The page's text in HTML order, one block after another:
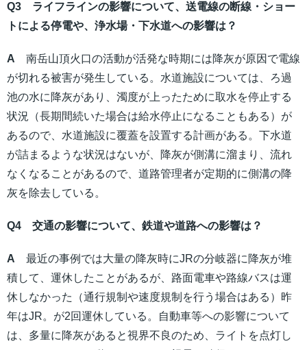
Q3 ライフラインの影響について、送電線の断線・ショー
トによる停電や、浄水場・下水道への影響は？
A 南岳山頂火口の活動が活発な時期には降灰が原因で電線
が切れる被害が発生している。水道施設については、ろ過
池の水に降灰があり、濁度が上ったために取水を停止する
状況（長期間続いた場合は給水停止になることもある）が
あるので、水道施設に覆蓋を設置する計画がある。下水道
が詰まるような状況はないが、降灰が側溝に溜まり、流れ
なくなることがあるので、道路管理者が定期的に側溝の降
灰を除去している。
Q4 交通の影響について、鉄道や道路への影響は？
A 最近の事例では大量の降灰時にJRの分岐器に降灰が堆
積して、運休したことがあるが、路面電車や路線バスは運
休しなかった（通行規制や速度規制を行う場合はある）昨
年はJR。が2回運休している。自動車等への影響について
は、多量に降灰があると視界不良のため、ライトを点灯し